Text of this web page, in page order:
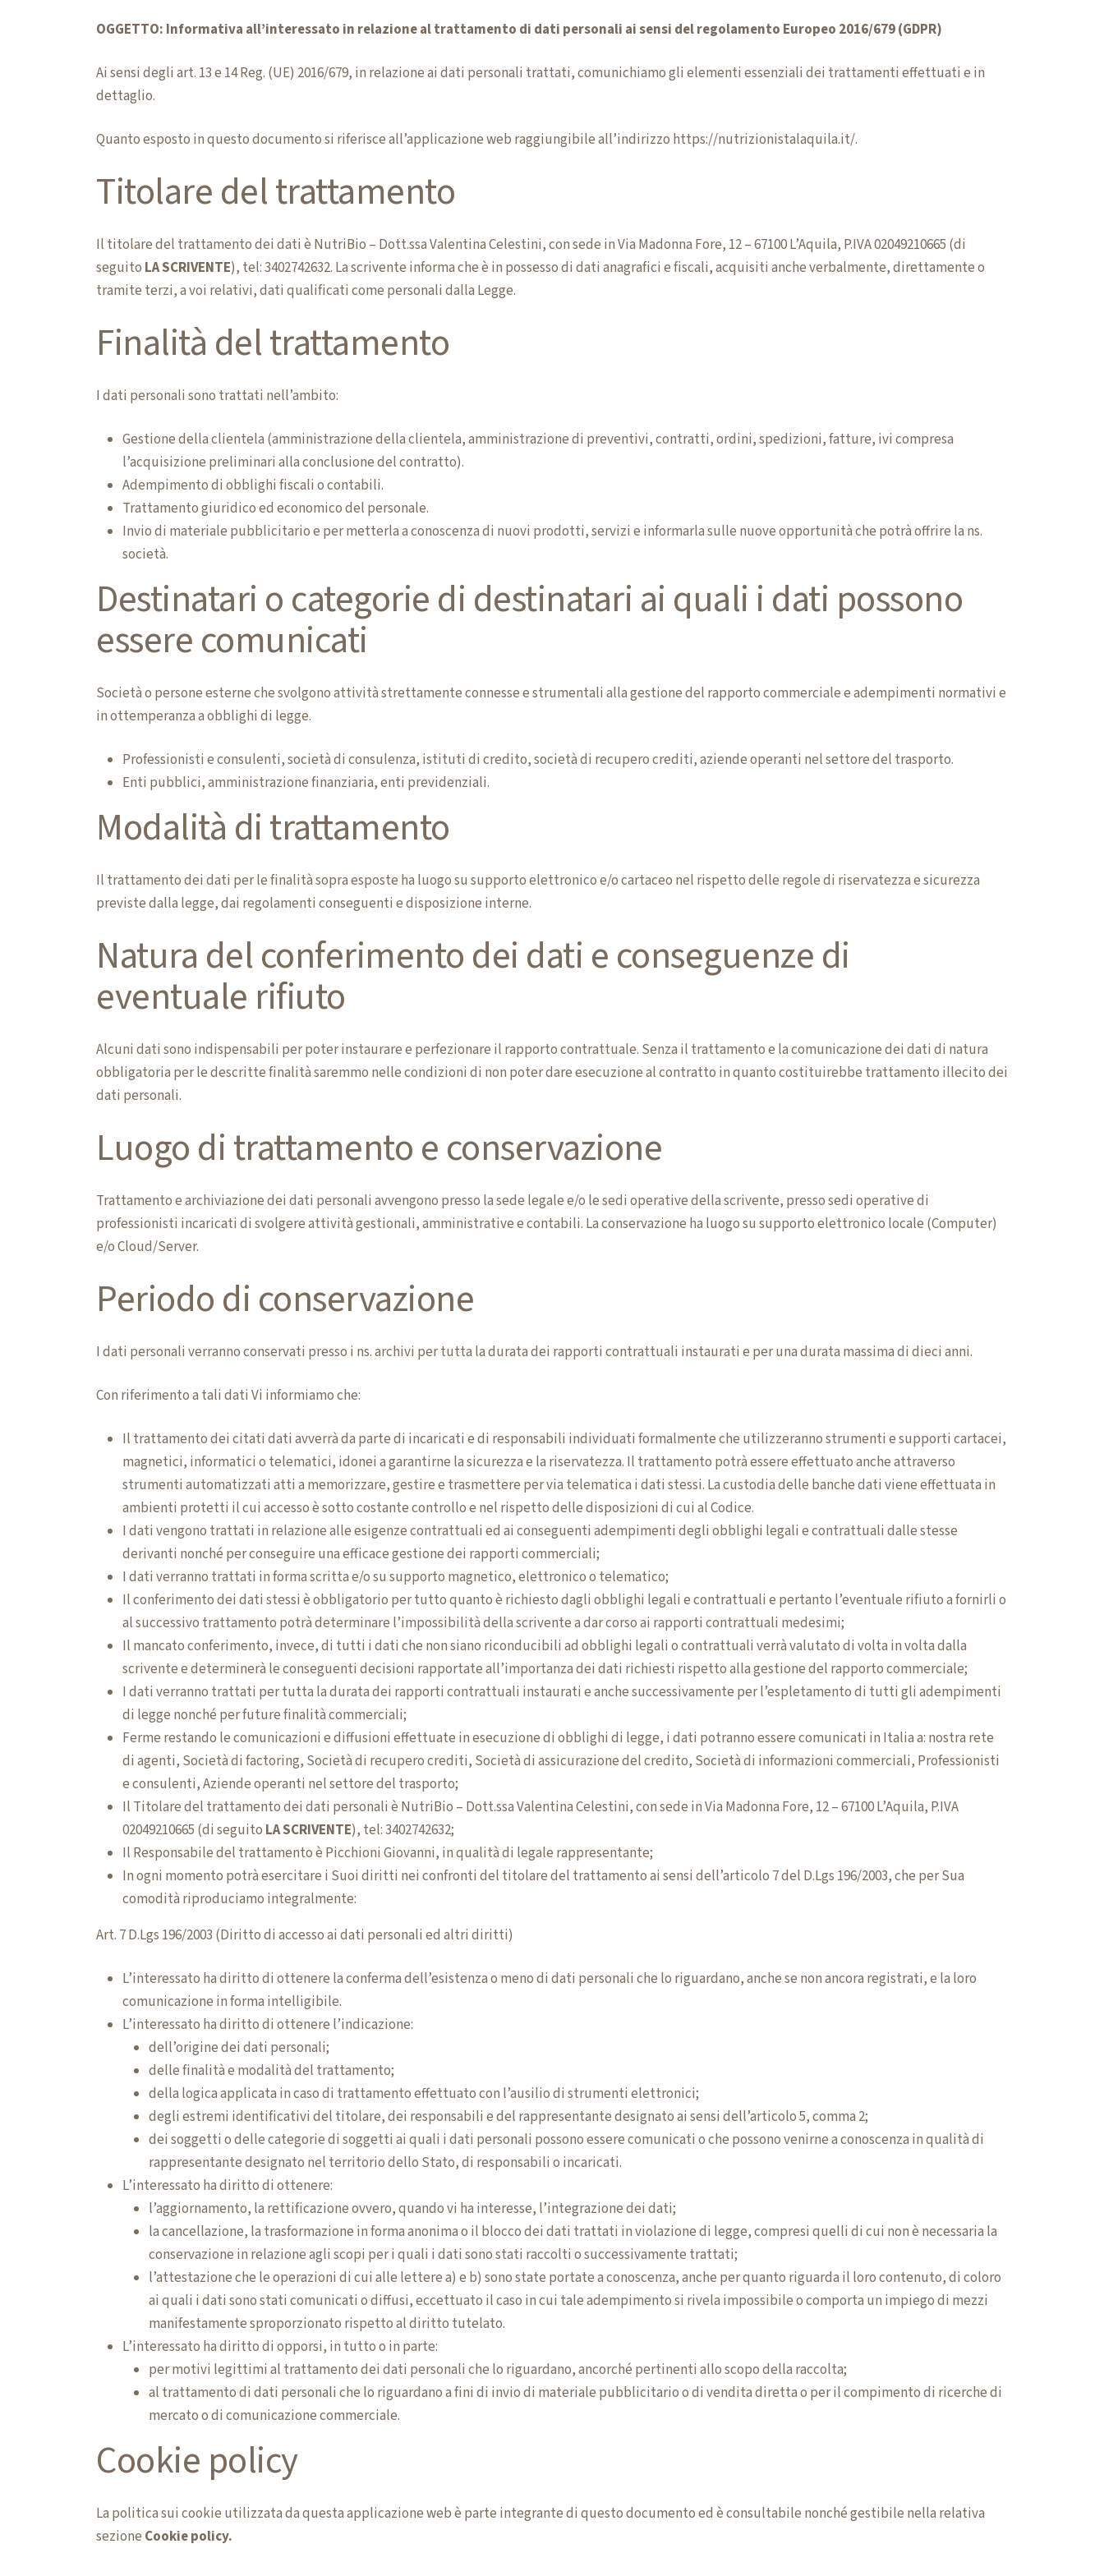
OGGETTO: Informativa all’interessato in relazione al trattamento di dati personali ai sensi del regolamento Europeo 2016/679 (GDPR)
Ai sensi degli art. 13 e 14 Reg. (UE) 2016/679, in relazione ai dati personali trattati, comunichiamo gli elementi essenziali dei trattamenti effettuati e in
dettaglio.
Quanto esposto in questo documento si riferisce all’applicazione web raggiungibile all’indirizzo https://nutrizionistalaquila.it/.
Titolare del trattamento
Il titolare del trattamento dei dati è NutriBio – Dott.ssa Valentina Celestini, con sede in Via Madonna Fore, 12 – 67100 L’Aquila, P.IVA 02049210665 (di
seguito LA SCRIVENTE), tel:3402742632. La scrivente informa che è in possesso di dati anagrafici e fiscali, acquisiti anche verbalmente, direttamente o
tramite terzi, a voi relativi, dati qualificati come personali dalla Legge.
Finalità del trattamento
I dati personali sono trattati nell’ambito:
Gestione della clientela (amministrazione della clientela, amministrazione di preventivi, contratti, ordini, spedizioni, fatture, ivi compresa
l’acquisizione preliminari alla conclusione del contratto).
Adempimento di obblighi fiscali o contabili.
Trattamento giuridico ed economico del personale.
Invio di materiale pubblicitario e per metterla a conoscenza di nuovi prodotti, servizi e informarla sulle nuove opportunità che potrà offrire la ns.
società.
Destinatari o categorie di destinatari ai quali i dati possono
essere comunicati
Società o persone esterne che svolgono attività strettamente connesse e strumentali alla gestione del rapporto commerciale e adempimenti normativi e
in ottemperanza a obblighi di legge.
Professionisti e consulenti, società di consulenza, istituti di credito, società di recupero crediti, aziende operanti nel settore del trasporto.
Enti pubblici, amministrazione finanziaria, enti previdenziali.
Modalità di trattamento
Il trattamento dei dati per le finalità sopra esposte ha luogo su supporto elettronico e/o cartaceo nel rispetto delle regole di riservatezza e sicurezza
previste dalla legge, dai regolamenti conseguenti e disposizione interne.
Natura del conferimento dei dati e conseguenze di
eventuale rifiuto
Alcuni dati sono indispensabili per poter instaurare e perfezionare il rapporto contrattuale. Senza il trattamento e la comunicazione dei dati di natura
obbligatoria per le descritte finalità saremmo nelle condizioni di non poter dare esecuzione al contratto in quanto costituirebbe trattamento illecito dei
dati personali.
Luogo di trattamento e conservazione
Trattamento e archiviazione dei dati personali avvengono presso la sede legale e/o le sedi operative della scrivente, presso sedi operative di
professionisti incaricati di svolgere attività gestionali, amministrative e contabili. La conservazione ha luogo su supporto elettronico locale (Computer)
e/o Cloud/Server.
Periodo di conservazione
I dati personali verranno conservati presso i ns. archivi per tutta la durata dei rapporti contrattuali instaurati e per una durata massima di dieci anni.
Con riferimento a tali dati Vi informiamo che:
Il trattamento dei citati dati avverrà da parte di incaricati e di responsabili individuati formalmente che utilizzeranno strumenti e supporti cartacei,
magnetici, informatici o telematici, idonei a garantirne la sicurezza e la riservatezza. Il trattamento potrà essere effettuato anche attraverso
strumenti automatizzati atti a memorizzare, gestire e trasmettere per via telematica i dati stessi. La custodia delle banche dati viene effettuata in
ambienti protetti il cui accesso è sotto costante controllo e nel rispetto delle disposizioni di cui al Codice.
I dati vengono trattati in relazione alle esigenze contrattuali ed ai conseguenti adempimenti degli obblighi legali e contrattuali dalle stesse
derivanti nonché per conseguire una efficace gestione dei rapporti commerciali;
I dati verranno trattati in forma scritta e/o su supporto magnetico, elettronico o telematico;
Il conferimento dei dati stessi è obbligatorio per tutto quanto è richiesto dagli obblighi legali e contrattuali e pertanto l’eventuale rifiuto a fornirli o
al successivo trattamento potrà determinare l’impossibilità della scrivente a dar corso ai rapporti contrattuali medesimi;
Il mancato conferimento, invece, di tutti i dati che non siano riconducibili ad obblighi legali o contrattuali verrà valutato di volta in volta dalla
scrivente e determinerà le conseguenti decisioni rapportate all’importanza dei dati richiesti rispetto alla gestione del rapporto commerciale;
I dati verranno trattati per tutta la durata dei rapporti contrattuali instaurati e anche successivamente per l’espletamento di tutti gli adempimenti
di legge nonché per future finalità commerciali;
Ferme restando le comunicazioni e diffusioni effettuate in esecuzione di obblighi di legge, i dati potranno essere comunicati in Italia a: nostra rete
di agenti, Società di factoring, Società di recupero crediti, Società di assicurazione del credito, Società di informazioni commerciali, Professionisti
e consulenti, Aziende operanti nel settore del trasporto;
Il Titolare del trattamento dei dati personali è NutriBio – Dott.ssa Valentina Celestini, con sede in Via Madonna Fore, 12 – 67100 L’Aquila, P.IVA
02049210665 (di seguito LA SCRIVENTE), tel:3402742632;
Il Responsabile del trattamento è Picchioni Giovanni, in qualità di legale rappresentante;
In ogni momento potrà esercitare i Suoi diritti nei confronti del titolare del trattamento ai sensi dell’articolo 7 del D.Lgs 196/2003, che per Sua
comodità riproduciamo integralmente:
Art. 7 D.Lgs 196/2003 (Diritto di accesso ai dati personali ed altri diritti)
L’interessato ha diritto di ottenere la conferma dell’esistenza o meno di dati personali che lo riguardano, anche se non ancora registrati, e la loro
comunicazione in forma intelligibile.
L’interessato ha diritto di ottenere l’indicazione:
dell’origine dei dati personali;
delle finalità e modalità del trattamento;
della logica applicata in caso di trattamento effettuato con l’ausilio di strumenti elettronici;
degli estremi identificativi del titolare, dei responsabili e del rappresentante designato ai sensi dell’articolo 5, comma 2;
dei soggetti o delle categorie di soggetti ai quali i dati personali possono essere comunicati o che possono venirne a conoscenza in qualità di
rappresentante designato nel territorio dello Stato, di responsabili o incaricati.
L’interessato ha diritto di ottenere:
l’aggiornamento, la rettificazione ovvero, quando vi ha interesse, l’integrazione dei dati;
la cancellazione, la trasformazione in forma anonima o il blocco dei dati trattati in violazione di legge, compresi quelli di cui non è necessaria la
conservazione in relazione agli scopi per i quali i dati sono stati raccolti o successivamente trattati;
l’attestazione che le operazioni di cui alle lettere a) e b) sono state portate a conoscenza, anche per quanto riguarda il loro contenuto, di coloro
ai quali i dati sono stati comunicati o diffusi, eccettuato il caso in cui tale adempimento si rivela impossibile o comporta un impiego di mezzi
manifestamente sproporzionato rispetto al diritto tutelato.
L’interessato ha diritto di opporsi, in tutto o in parte:
per motivi legittimi al trattamento dei dati personali che lo riguardano, ancorché pertinenti allo scopo della raccolta;
al trattamento di dati personali che lo riguardano a fini di invio di materiale pubblicitario o di vendita diretta o per il compimento di ricerche di
mercato o di comunicazione commerciale.
Cookie policy
La politica sui cookie utilizzata da questa applicazione web è parte integrante di questo documento ed è consultabile nonché gestibile nella relativa
sezione Cookie policy.